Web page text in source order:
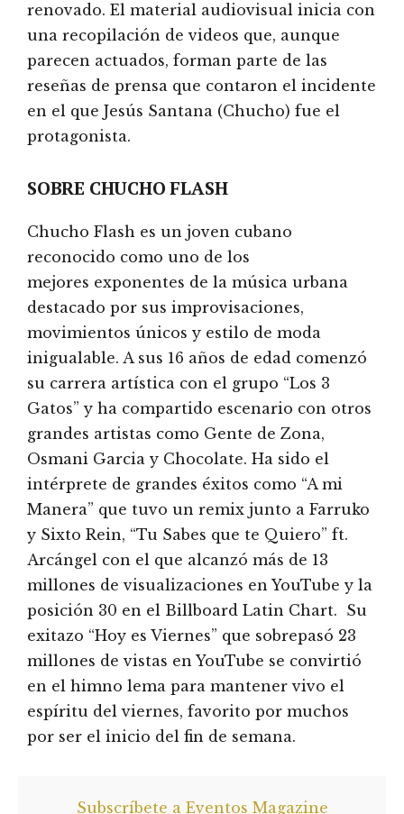
renovado. El material audiovisual inicia con
una recopilación de videos que, aunque
parecen actuados, forman parte de las
reseñas de prensa que contaron el incidente
en el que Jesús Santana (Chucho) fue el
protagonista.
SOBRE CHUCHO FLASH
Chucho Flash es un joven cubano
reconocido como uno de los
mejores exponentes de la música urbana
destacado por sus improvisaciones,
movimientos únicos y estilo de moda
inigualable. A sus 16 años de edad comenzó
su carrera artística con el grupo “Los 3
Gatos” y ha compartido escenario con otros
grandes artistas como Gente de Zona,
Osmani Garcia y Chocolate. Ha sido el
intérprete de grandes éxitos como “A mi
Manera” que tuvo un remix junto a Farruko
y Sixto Rein, “Tu Sabes que te Quiero” ft.
Arcángel con el que alcanzó más de 13
millones de visualizaciones en YouTube y la
posición 30 en el Billboard Latin Chart. Su
exitazo “Hoy es Viernes” que sobrepasó 23
millones de vistas en YouTube se convirtió
en el himno lema para mantener vivo el
espíritu del viernes, favorito por muchos
por ser el inicio del fin de semana.
Subscríbete a Eventos Magazine